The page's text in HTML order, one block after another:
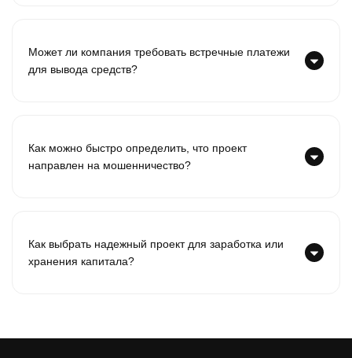
Может ли компания требовать встречные платежи
для вывода средств?
Как можно быстро определить, что проект
направлен на мошенничество?
Как выбрать надежный проект для заработка или
хранения капитала?